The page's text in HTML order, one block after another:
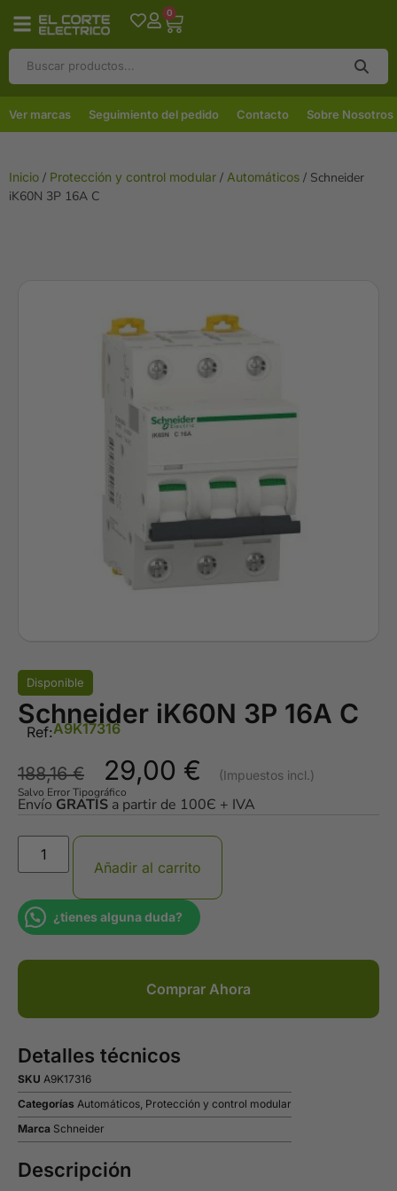
0
Ver marcas Seguimiento del pedido Contacto Sobre Nosotros
Inicio / Protección y control modular / Automáticos / Schneider
iK60N 3P 16A C
Disponible
Schneider iK60N 3P 16A C
Ref:A9K17316
188,16€ 29,00 €
Salvo Error Tipográfico
Envío GRATIS a partir de 100Є + IVA
Añadir al carrito
¿tienes alguna duda?
Comprar Ahora
Detalles técnicos
SKU A9K17316
Categorías Automáticos, Protección y control modular
Marca Schneider
Descripción